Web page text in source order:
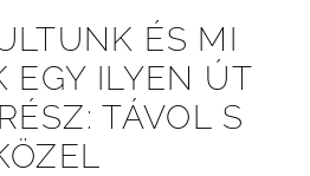
ÉS MI
EGY ILYEN ÚT
TÁVOL S